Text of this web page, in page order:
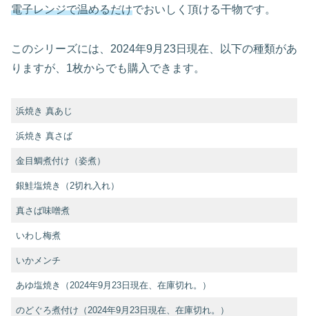
電子レンジで温めるだけでおいしく頂ける干物です。
このシリーズには、2024年9月23日現在、以下の種類があ
りますが、1枚からでも購入できます。
浜焼き 真あじ
浜焼き 真さば
金目鯛煮付け（姿煮）
銀鮭塩焼き（2切れ入れ）
真さば味噌煮
いわし梅煮
いかメンチ
あゆ塩焼き（2024年9月23日現在、在庫切れ。）
のどぐろ煮付け（2024年9月23日現在、在庫切れ。）